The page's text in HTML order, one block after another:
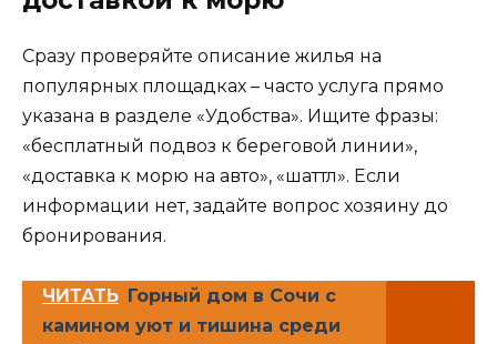
Сразу проверяйте описание жилья на
популярных площадках – часто услуга прямо
указана в разделе «Удобства». Ищите фразы:
«бесплатный подвоз к береговой линии»,
«доставка к морю на авто», «шаттл». Если
информации нет, задайте вопрос хозяину до
бронирования.
ЧИТАТЬ Горный дом в Сочи с
камином уют и тишина среди